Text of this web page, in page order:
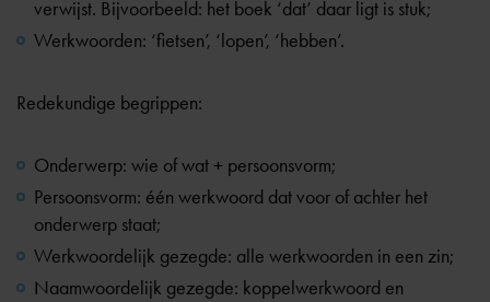
verwijst. Bijvoorbeeld: het boek ‘dat’ daar ligt is stuk;
Werkwoorden: ‘fietsen’, ‘lopen’, ‘hebben’.
Redekundige begrippen:
Onderwerp: wie of wat + persoonsvorm;
Persoonsvorm: één werkwoord dat voor of achter het
onderwerp staat;
Werkwoordelijk gezegde: alle werkwoorden in een zin;
Naamwoordelijk gezegde: koppelwerkwoord en